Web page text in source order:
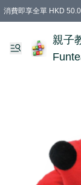
消費即享全單 HKD
購物滿 HKD 699.00即
凡購物滿HKD 699.00
親子